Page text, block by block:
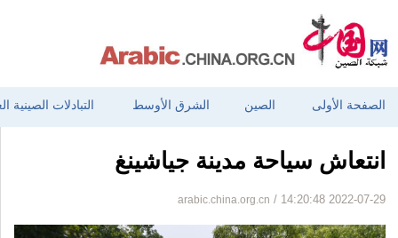
الصفحة الأولى الصين الشرق الأوسط التبادلات الصينية
انتعاش سياحة مدينة جياشينغ
arabic.china.org.cn / 14:20:48 2022-07-29